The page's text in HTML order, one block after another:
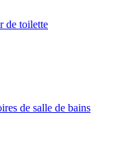
de toilette
de salle de bains